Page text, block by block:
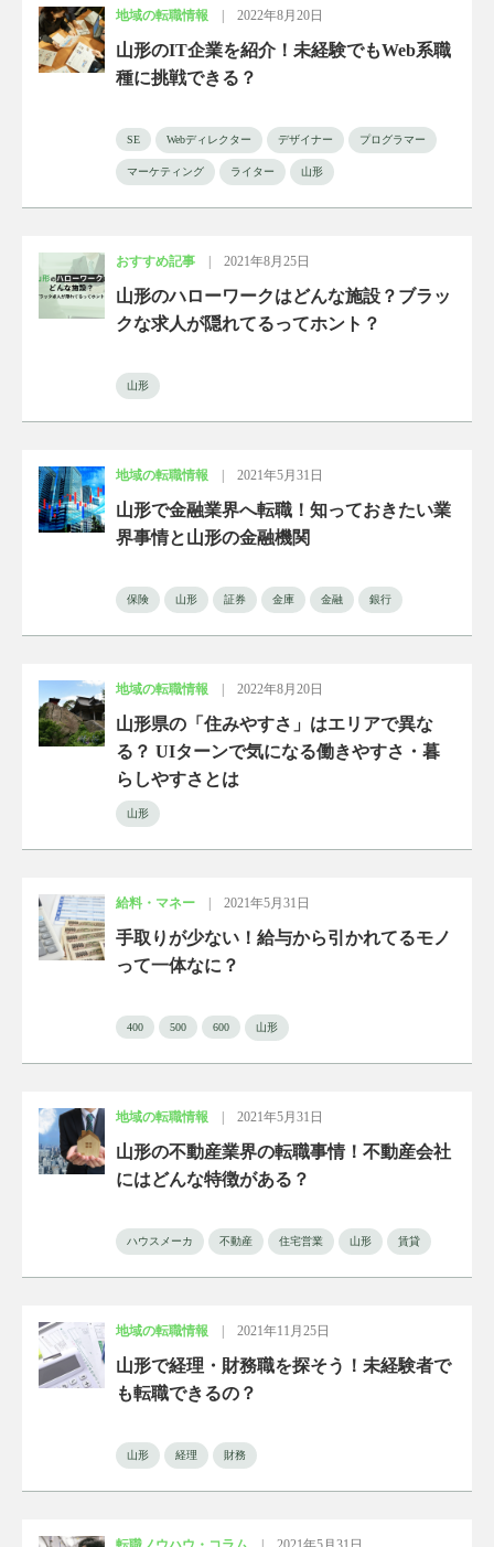
地域の転職情報 2022年8月20日
山形のIT企業を紹介！未経験でもWeb系職
種に挑戦できる？
SE Webディレクター デザイナー プログラマー
マーケティング ライター 山形
おすすめ記事 2021年8月25日
山形のハローワークはどんな施設？ブラッ
クな求人が隠れてるってホント？
山形
地域の転職情報 2021年5月31日
山形で金融業界へ転職！知っておきたい業
界事情と山形の金融機関
保険 山形 証券 金庫 金融 銀行
地域の転職情報 2022年8月20日
山形県の「住みやすさ」はエリアで異な
る？ UIターンで気になる働きやすさ・暮
らしやすさとは
山形
給料・マネー 2021年5月31日
手取りが少ない！給与から引かれてるモノ
って一体なに？
400 500 600 山形
地域の転職情報 2021年5月31日
山形の不動産業界の転職事情！不動産会社
にはどんな特徴がある？
ハウスメーカ 不動産 住宅営業 山形 賃貸
地域の転職情報 2021年11月25日
山形で経理・財務職を探そう！未経験者で
も転職できるの？
山形 経理 財務